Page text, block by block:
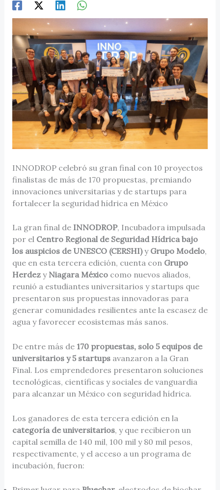
INNODROP celebró su gran final con 10 proyectos
finalistas de más de 170 propuestas, premiando
innovaciones universitarias y de startups para
fortalecer la seguridad hídrica en México
La gran final de INNODROP, Incubadora impulsada
por el Centro Regional de Seguridad Hídrica bajo
los auspicios de UNESCO (CERSHI)y Grupo Modelo,
que en esta tercera edición, cuenta con Grupo
Herdez y Niagara México como nuevos aliados,
reunió a estudiantes universitarios y startups que
presentaron sus propuestas innovadoras para
generar comunidades resilientes ante la escasez de
agua y favorecer ecosistemas más sanos.
De entre más de 170 propuestas, solo 5 equipos de
universitarios y 5 startups avanzaron a la Gran
Final. Los emprendedores presentaron soluciones
tecnológicas, científicas y sociales de vanguardia
para alcanzar un México con seguridad hídrica.
Los ganadores de esta tercera edición en la
categoría de universitarios, y que recibieron un
capital semilla de 140 mil, 100 mil y 80 mil pesos,
respectivamente, y el acceso a un programa de
incubación, fueron: